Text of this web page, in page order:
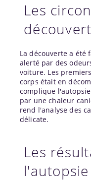
Les
La découverte a été
alerté par des
voiture. Les
corps était en
complique
par une chaleur
rend l'analyse des
délicate.
Les
l'autopsie